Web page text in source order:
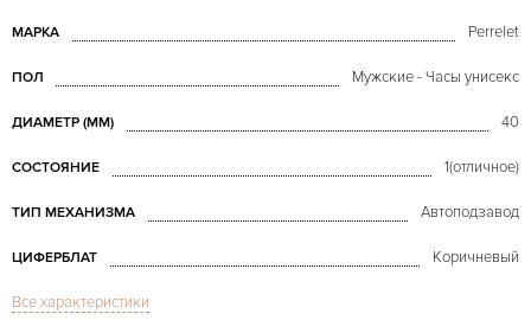
МАРКА Perrelet
ПОЛ Мужские - Часы унисекс
ДИАМЕТР (MM) 40
СОСТОЯНИЕ 1(отличное)
ТИП МЕХАНИЗМА Автоподзавод
ЦИФЕРБЛАТ Коричневый
СТЕКЛО
Все характеристики